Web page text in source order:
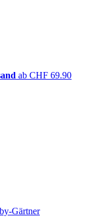
ab CHF 69.90
Gärtner